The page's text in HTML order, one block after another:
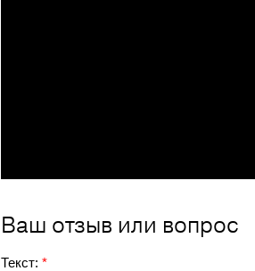
Ваш отзыв или вопрос
Текст: *